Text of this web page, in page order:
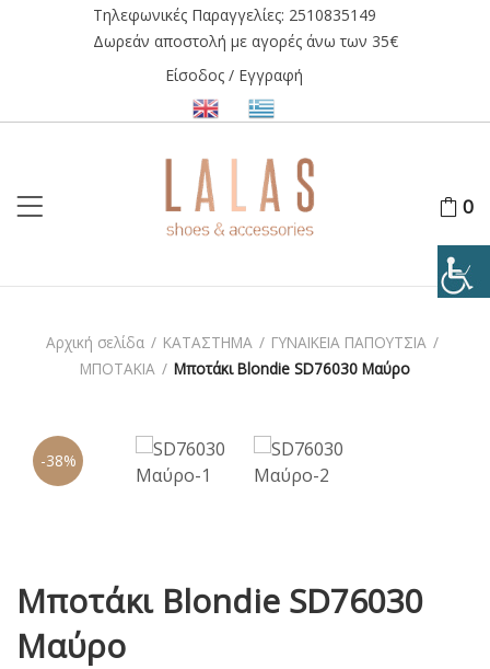
Τηλεφωνικές Παραγγελίες: 2510835149
Δωρεάν αποστολή με αγορές άνω των 35€
Είσοδος / Εγγραφή
0
Αρχική σελίδα / ΚΑΤΑΣΤΗΜΑ / ΓΥΝΑΙΚΕΙΑ ΠΑΠΟΥΤΣΙΑ /
ΜΠΟΤΑΚΙΑ / Μποτάκι Blondie SD76030 Μαύρο
-38%
Μποτάκι Blondie SD76030
Μαύρο